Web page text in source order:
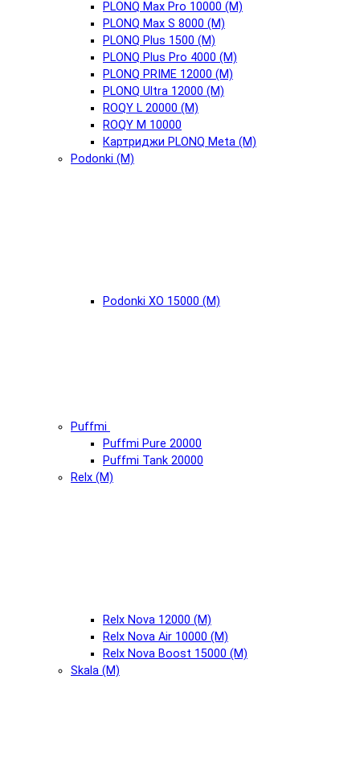
PLONQ Max Pro 10000 (М)
PLONQ Max S 8000 (М)
PLONQ Plus 1500 (М)
PLONQ Plus Pro 4000 (М)
PLONQ PRIME 12000 (М)
PLONQ Ultra 12000 (М)
ROQY L 20000 (М)
ROQY M 10000
Картриджи PLONQ Meta (М)
Podonki (М)
Podonki XO 15000 (М)
Puffmi
Puffmi Pure 20000
Puffmi Tank 20000
Relx (М)
Relx Nova 12000 (М)
Relx Nova Air 10000 (М)
Relx Nova Boost 15000 (М)
Skala (М)